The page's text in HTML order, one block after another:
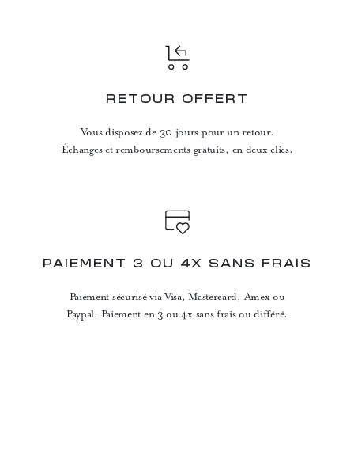
RETOUR OFFERT
Vous disposez de 30 jours pour un retour.
Échanges et remboursements gratuits, en deux clics.
PAIEMENT 3 OU 4X SANS FRAIS
Paiement sécurisé via Visa, Mastercard, Amex ou
Paypal. Paiement en 3 ou 4x sans frais ou différé.